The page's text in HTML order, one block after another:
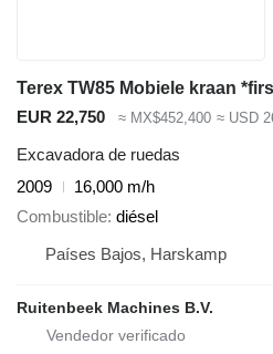
Terex TW85 Mobiele kraan
EUR 22,750
≈ MX$452,400 ≈ USD
Excavadora de ruedas
2009
16,000 m/h
Combustible diésel
Países Bajos, Harskamp
Ruitenbeek Machines B.V.